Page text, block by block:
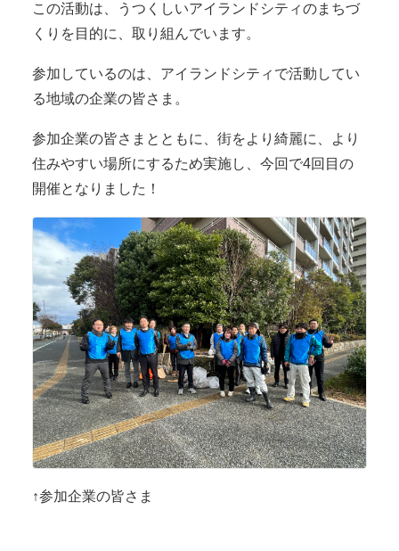
この活動は、うつくしいアイランドシティのまちづ
くりを目的に、取り組んでいます。
参加しているのは、アイランドシティで活動してい
る地域の企業の皆さま。
参加企業の皆さまとともに、街をより綺麗に、より
住みやすい場所にするため実施し、今回で4回目の
開催となりました！
↑参加企業の皆さま